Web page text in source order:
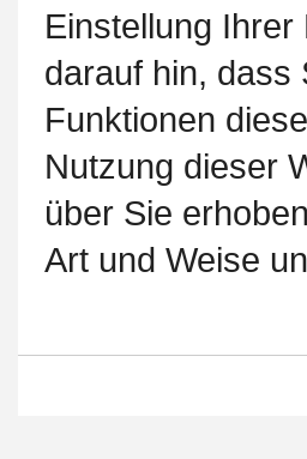
Einstellung
darauf hin, dass
Funktionen
Nutzung dieser
über Sie
Art und Weise